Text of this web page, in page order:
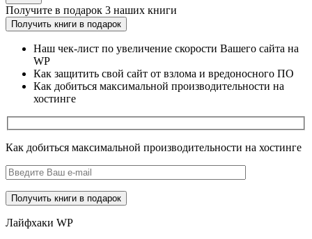
Получите в подарок 3 наших книги
Получить книги в подарок
Наш чек-лист по увеличение скорости Вашего сайта на
WP
Как защитить свой сайт от взлома и вредоносного ПО
Как добиться максимальной производительности на
хостинге
Как добиться максимальной производительности на хостинге
Лайфхаки WP